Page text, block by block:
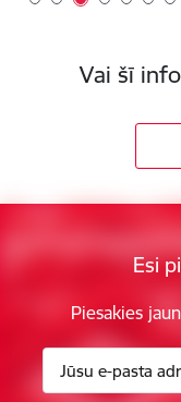
Vai šī
Esi
Piesakies